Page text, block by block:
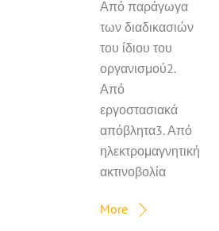
Από παράγωγα
των διαδικασιών
του ίδιου του
οργανισμού2.
Από
εργοστασιακά
απόβλητα3. Από
ηλεκτρομαγνητική
ακτινοβολία
More